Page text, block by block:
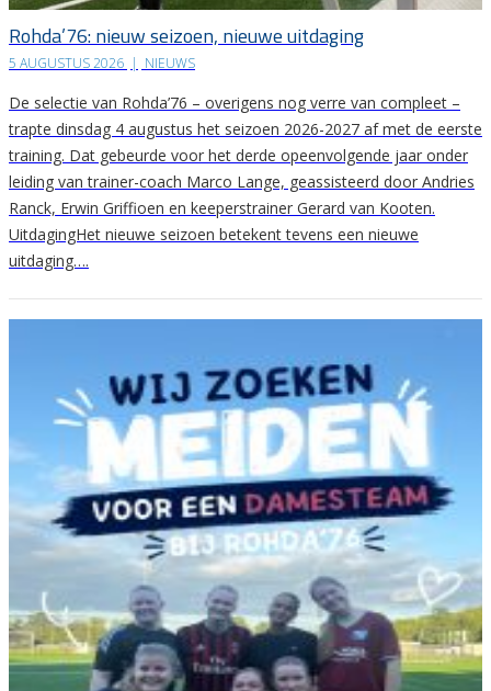
Rohda’76: nieuw seizoen, nieuwe uitdaging
5 AUGUSTUS 2026 | NIEUWS
De selectie van Rohda’76 – overigens nog verre van compleet –
trapte dinsdag 4 augustus het seizoen 2026-2027 af met de eerste
training. Dat gebeurde voor het derde opeenvolgende jaar onder
leiding van trainer-coach Marco Lange, geassisteerd door Andries
Ranck, Erwin Griffioen en keeperstrainer Gerard van Kooten.
UitdagingHet nieuwe seizoen betekent tevens een nieuwe
uitdaging….